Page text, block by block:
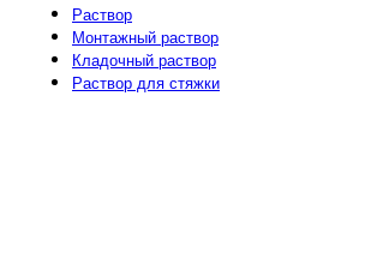
Раствор
Монтажный раствор
Кладочный раствор
Раствор для стяжки